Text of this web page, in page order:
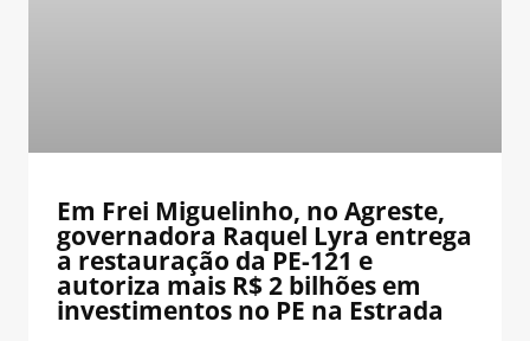
Em Frei Miguelinho, no Agreste,
governadora Raquel Lyra entrega
a restauração da PE-121 e
autoriza mais R$ 2 bilhões em
investimentos no PE na Estrada